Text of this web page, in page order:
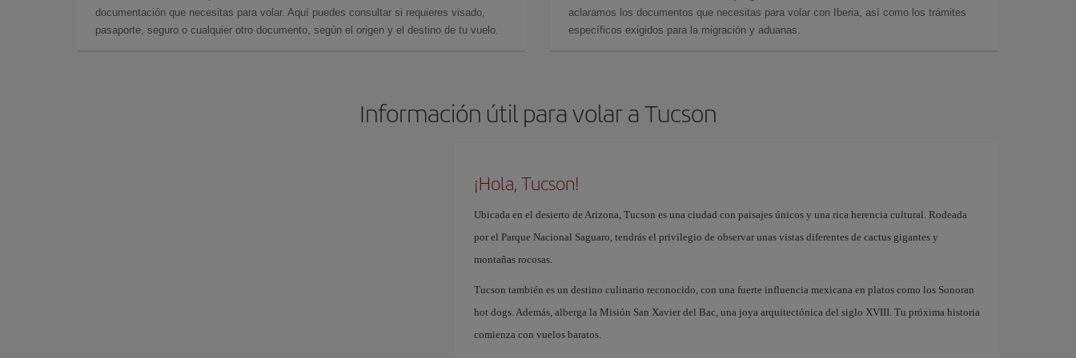
documentación que necesitas para volar. Aquí puedes consultar si requieres visado,
pasaporte, seguro o cualquier otro documento, según el origen y el destino de tu vuelo.
aclaramos los documentos que necesitas para volar con Iberia, así como los trámites
específicos exigidos para la migración y aduanas.
Información útil para volar a Tucson
¡Hola, Tucson!
Ubicada en el desierto de Arizona, Tucson es una ciudad con paisajes únicos y una rica herencia cultural. Rodeada
por el Parque Nacional Saguaro, tendrás el privilegio de observar unas vistas diferentes de cactus gigantes y
montañas rocosas.
Tucson también es un destino culinario reconocido, con una fuerte influencia mexicana en platos como los Sonoran
hot dogs. Además, alberga la Misión San Xavier del Bac, una joya arquitectónica del siglo XVIII. Tu próxima historia
comienza con vuelos baratos.